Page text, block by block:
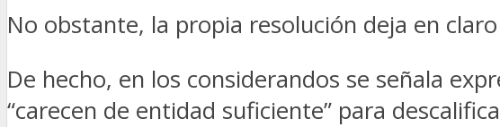
No obstante, la propia resolución deja en
De hecho, en los considerandos se señala
“carecen de entidad suficiente” para